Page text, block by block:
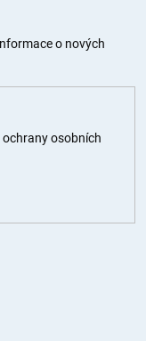
o nových
osobních